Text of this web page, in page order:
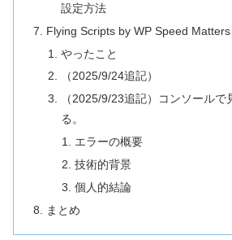
設定方法
Flying Scripts by WP Speed Matters
やったこと
（2025/9/24追記）
（2025/9/23追記）コンソールで
る。
エラーの概要
技術的背景
個人的結論
まとめ